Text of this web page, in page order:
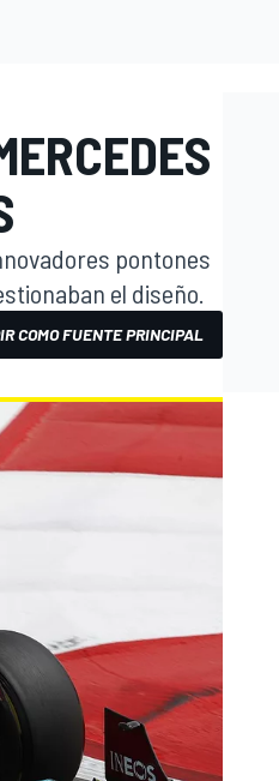
pontones
el diseño.
COMO FUENTE PRINCIPAL